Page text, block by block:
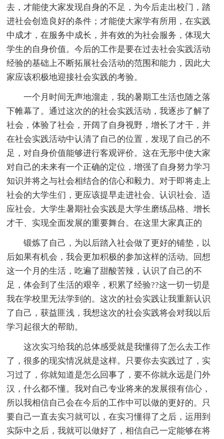
去，才能使大家发现自身的不足，为今后走出校门，踏
进社会创造良好的条件；才能使大家学有所用，在实践
中成才，在服务中成长，并有效的为社会服务，体现大
学生的自身价值。今后的工作是要在过去社会实践活动
经验的基础上不断拓展社会活动的范围和能力，因此大
家应该积极地迎接社会实践的考验。
一个月时间无声地溜走，我的暑期工生活也随之落
下帷幕了。通过这次的的社会实践活动，我逐步了解了
社会，体验了社会，开阔了自身视野，增长了才干，并
在社会实践活动中认清了自己的位置，发现了自己的不
足，对自身价值能够进行客观评价。这在无形中使大家
对自己的未来有一个正确的定位，增强了自身努力学习
知识并将之与社会相结合的信心和毅力。对于即将走上
社会的大学生们，更应该提早走进社会、认识社会、适
应社会。大学生暑期社会实践是大学生磨练品格、增长
才干、实现全面发展的重要舞台。在这里大家真正的
锻炼了自己，为以后踏入社会做了更好的铺垫，以
后如果有机会，我会更加积极的参加这样的活动。回想
这一个月的生活，吃遍了甜酸苦辣，认识了自己的不
足，体会到了生活的艰辛，积累了经验??这一切一切是
我在学校里无法学到的。这次的社会实践让我重新认识
了自己，获益匪浅，我想这次的社会实践将会对我以后
学习起很大的帮助。
这次实习给我的总体感受就是我懂得了怎么去工作
了，很多的现实情况就是这样。只要你去实践过了，实
习过了，你就知道是怎么回事了，要不你就永远是门外
汉，什么都不懂。我对自己专业将来的发展很有信心，
所以我相信自己会在今后的工作中可以做的更好的。只
要自己一直去实习就可以，在实习懂得了之后，运用到
实际中之后，我就可以做好了，相信自己一定能够在将